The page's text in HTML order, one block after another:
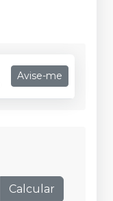
Avise-me
Calcular